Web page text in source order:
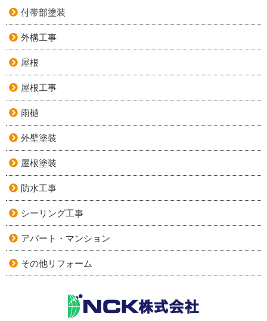
付帯部塗装
外構工事
屋根
屋根工事
雨樋
外壁塗装
屋根塗装
防水工事
シーリング工事
アパート・マンション
その他リフォーム